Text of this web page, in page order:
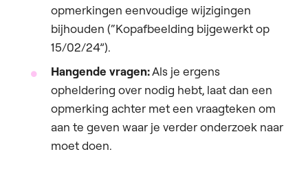
opmerkingen eenvoudige wijzigingen
bijhouden (“Kopafbeelding bijgewerkt op
15/02/24”).
Hangende vragen:Als je ergens
opheldering over nodig hebt, laat dan een
opmerking achter met een vraagteken om
aan te geven waar je verder onderzoek naar
moet doen.